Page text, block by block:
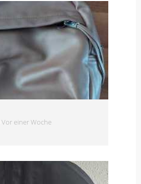
Vor einer Woche